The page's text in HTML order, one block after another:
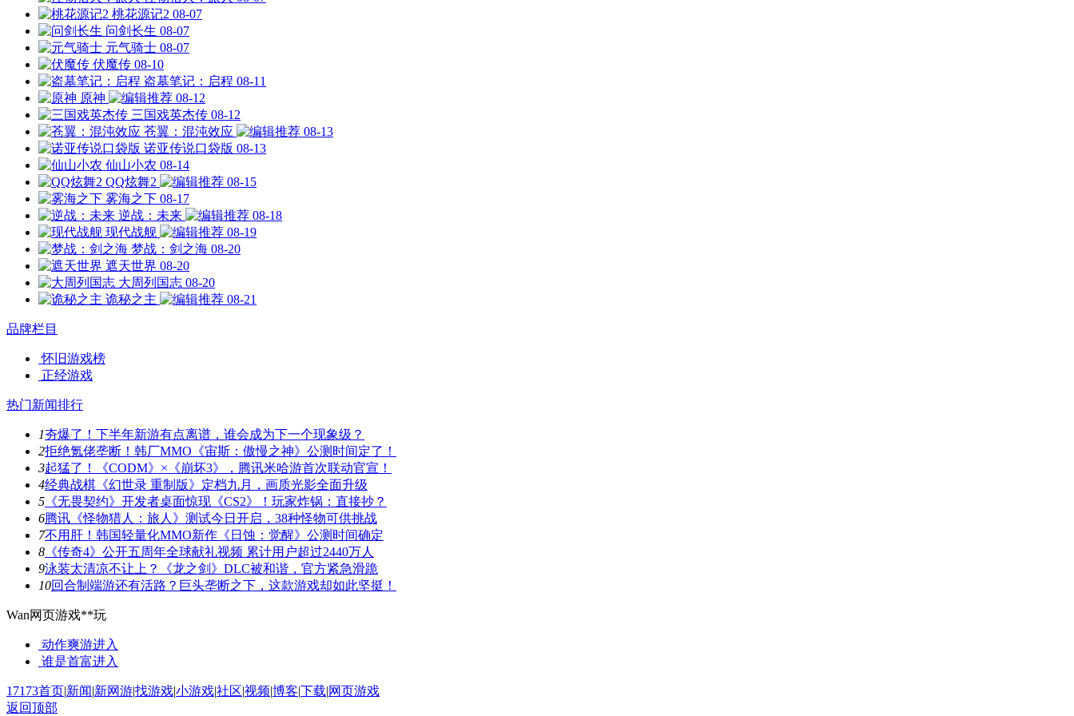
桃花源记2 08-07
问剑长生 08-07
元气骑士 08-07
伏魔传 08-10
盗墓笔记：启程 08-11
原神
08-12
三国戏英杰传 08-12
苍翼：混沌效应
08-13
诺亚传说口袋版 08-13
仙山小农 08-14
QQ炫舞2
08-15
雾海之下 08-17
逆战：未来
08-18
现代战舰
08-19
梦战：剑之海 08-20
遮天世界 08-20
大周列国志 08-20
诡秘之主
08-21
品牌栏目
怀旧游戏榜
正经游戏
热门新闻排行
1夯爆了！下半年新游有点离谱，谁会成为下一个现象级？
2拒绝氪佬垄断！韩厂MMO《宙斯：傲慢之神》公测时间定了！
3起猛了！《CODM》×《崩坏3》，腾讯米哈游首次联动官宣！
4经典战棋《幻世录 重制版》定档九月，画质光影全面升级
5 《无畏契约》开发者桌面惊现《CS2》！玩家炸锅：直接抄？
6腾讯《怪物猎人：旅人》测试今日开启，38种怪物可供挑战
7不用肝！韩国轻量化MMO新作《日蚀：觉醒》公测时间确定
8 《传奇4》公开五周年全球献礼视频 累计用户超过2440万人
9泳装太清凉不让上？《龙之剑》DLC被和谐，官方紧急滑跪
10回合制端游还有活路？巨头垄断之下，这款游戏却如此坚挺！
Wan网页游戏**玩
动作爽游进入
谁是首富进入
17173首页|新闻|新网游|找游戏|小游戏|社区|视频|博客|下载|网页游戏
返回顶部